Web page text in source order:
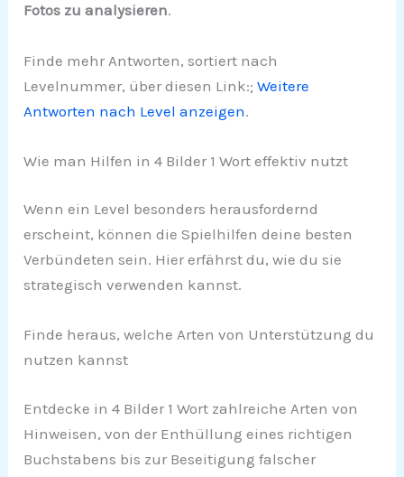
Fotos zu analysieren.
Finde mehr Antworten, sortiert nach
Levelnummer, über diesen Link:;Weitere
Antworten nach Level anzeigen.
Wie man Hilfen in 4 Bilder 1 Wort effektiv nutzt
Wenn ein Level besonders herausfordernd
erscheint, können die Spielhilfen deine besten
Verbündeten sein. Hier erfährst du, wie du sie
strategisch verwenden kannst.
Finde heraus, welche Arten von Unterstützung du
nutzen kannst
Entdecke in 4 Bilder 1 Wort zahlreiche Arten von
Hinweisen, von der Enthüllung eines richtigen
Buchstabens bis zur Beseitigung falscher